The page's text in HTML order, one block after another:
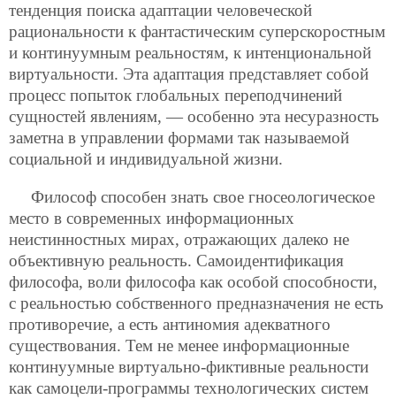
тенденция поиска адаптации человеческой
рациональности к фантастическим суперскоростным
и континуумным реальностям, к интенциональной
виртуальности. Эта адаптация представляет собой
процесс попыток глобальных переподчинений
сущностей явлениям, — особенно эта несуразность
заметна в управлении формами так называемой
социальной и индивидуальной жизни.
Философ способен знать свое гносеологическое
место в современных информационных
неистинностных мирах, отражающих далеко не
объективную реальность. Самоидентификация
философа, воли философа как особой способности,
с реальностью собственного предназначения не есть
противоречие, а есть антиномия адекватного
существования. Тем не менее информационные
континуумные виртуально-фиктивные реальности
как самоцели-программы технологических систем